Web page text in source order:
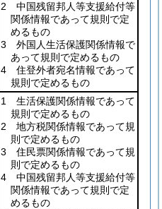
2 中国残留邦人等支援給付等
関係情報であって規則で定
めるもの
3 外国人生活保護関係情報で
あって規則で定めるもの
4 住登外者宛名情報であって
規則で定めるもの
1 生活保護関係情報であって
規則で定めるもの
2 地方税関係情報であって規
則で定めるもの
3 住民票関係情報であって規
則で定めるもの
4 中国残留邦人等支援給付等
関係情報であって規則で定
めるもの